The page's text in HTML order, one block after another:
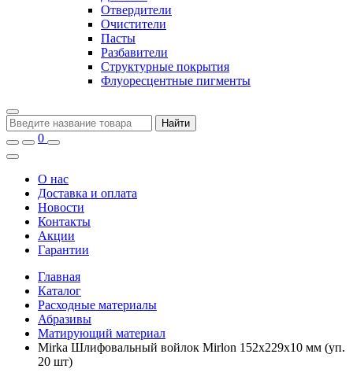
Отвердители
Очистители
Пасты
Разбавители
Структурные покрытия
Флуоресцентные пигменты
Найти
0
О нас
Доставка и оплата
Новости
Контакты
Акции
Гарантии
Главная
Каталог
Расходные материалы
Абразивы
Матирующий материал
Mirka Шлифовальный войлок Mirlon 152x229x10 мм (уп.
20 шт)